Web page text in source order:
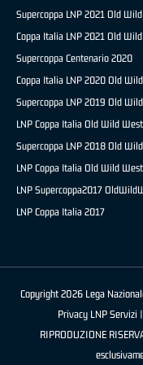
Supercoppa LNP 2021 Old
Coppa Italia LNP 2021 Old
Supercoppa Centenario 2020
Coppa Italia LNP 2020 Old
Supercoppa LNP 2019 Old
LNP Coppa Italia Old Wild
Supercoppa LNP 2018 Old
LNP Coppa Italia Old Wild
LNP Supercoppa2017
LNP Coppa Italia 2017
Copyright 2026 Lega
Privacy LNP Servizi
RIPRODUZIONE